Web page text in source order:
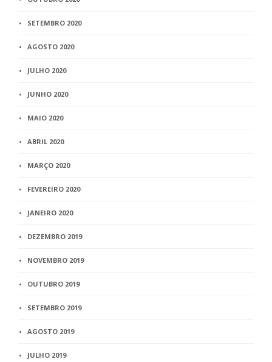
SETEMBRO 2020
AGOSTO 2020
JULHO 2020
JUNHO 2020
MAIO 2020
ABRIL 2020
MARÇO 2020
FEVEREIRO 2020
JANEIRO 2020
DEZEMBRO 2019
NOVEMBRO 2019
OUTUBRO 2019
SETEMBRO 2019
AGOSTO 2019
JULHO 2019